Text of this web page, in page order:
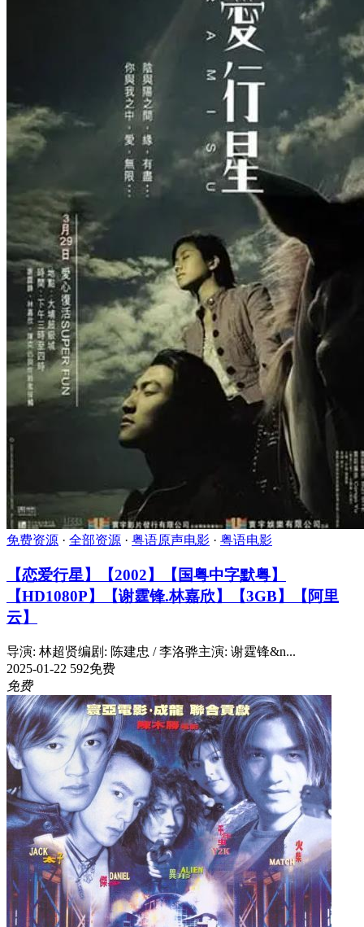
免费资源 · 全部资源 · 粤语原声电影 · 粤语电影
【恋爱行星】【2002】【国粤中字默粤】
【HD1080P】【谢霆锋.林嘉欣】【3GB】【阿里
云】
导演: 林超贤编剧: 陈建忠 / 李洛骅主演: 谢霆锋&n...
2025-01-22 592免费
免费